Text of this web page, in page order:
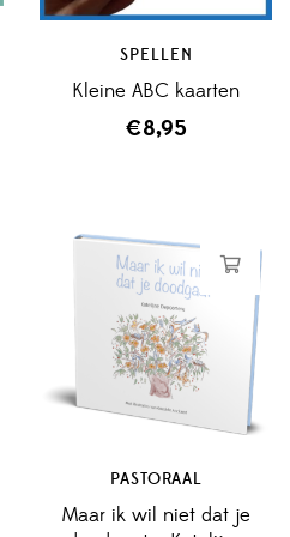
SPELLEN
Kleine ABC kaarten
€8,95
PASTORAAL
Maar ik wil niet dat je